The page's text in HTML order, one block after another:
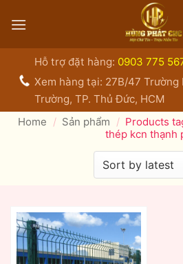
qua
Hỗ trợ đặt hàng: 0903 775
Xem hàng tại: 27B/47 Trường
Trường, TP. Thủ Đức, HCM
Home / Sản phẩm / Products
thép kcn thạnh